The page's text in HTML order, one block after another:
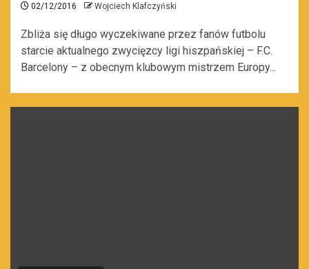
02/12/2016 Wojciech Klafczyński
Zbliża się długo wyczekiwane przez fanów futbolu
starcie aktualnego zwycięzcy ligi hiszpańskiej – F.C.
Barcelony – z obecnym klubowym mistrzem Europy...